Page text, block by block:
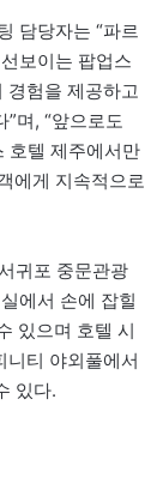
담당자는 “파르
보이는 팝업스
경험을 제공하고
며, “앞으로도
호텔 제주에서만
에게 지속적으로
귀포 중문관광
에서 손에 잡힐
있으며 호텔 시
니티 야외풀에서
있다.